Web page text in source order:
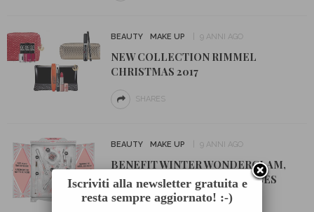
BEAUTY MAKE UP 9 ANNI AGO
NEW COLLECTION RIMMEL
CHRISTMAS 2017
SHARES
BEAUTY MAKE UP 9 ANNI AGO
BENEFIT WINTER WONDERGLAM,
SAN FRANCISCO SNOW GLOBES
SHARES
Iscriviti alla newsletter gratuita e
resta sempre aggiornato! :-)